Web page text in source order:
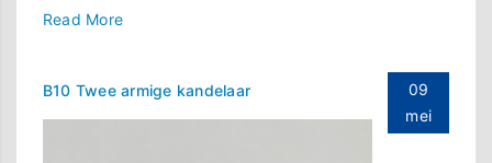
Read More
09
mei
B10 Twee armige kandelaar